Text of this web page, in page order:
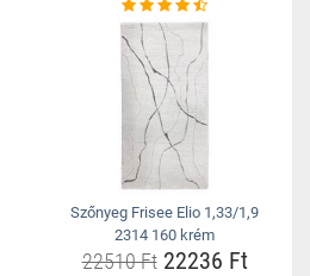
Szőnyeg Frisee Elio 1,33/1,9
2314 160 krém
22510 Ft22236 Ft